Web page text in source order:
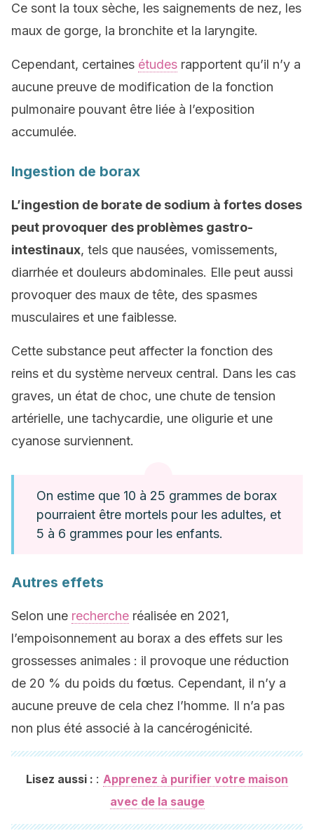
Ce sont la toux sèche, les saignements de nez, les
maux de gorge, la bronchite et la laryngite.
Cependant, certaines études rapportent qu’il n’y a
aucune preuve de modification de la fonction
pulmonaire pouvant être liée à l’exposition
accumulée.
Ingestion de borax
L’ingestion de borate de sodium à fortes doses
peut provoquer des problèmes gastro-
intestinaux, tels que nausées, vomissements,
diarrhée et douleurs abdominales. Elle peut aussi
provoquer des maux de tête, des spasmes
musculaires et une faiblesse.
Cette substance peut affecter la fonction des
reins et du système nerveux central. Dans les cas
graves, un état de choc, une chute de tension
artérielle, une tachycardie, une oligurie et une
cyanose surviennent.
On estime que 10 à 25 grammes de borax
pourraient être mortels pour les adultes, et
5 à 6 grammes pour les enfants.
Autres effets
Selon une recherche réalisée en 2021,
l’empoisonnement au borax a des effets sur les
grossesses animales : il provoque une réduction
de 20 % du poids du fœtus. Cependant, il n’y a
aucune preuve de cela chez l’homme. Il n’a pas
non plus été associé à la cancérogénicité.
Lisez aussi : : Apprenez à purifier votre maison
avec de la sauge